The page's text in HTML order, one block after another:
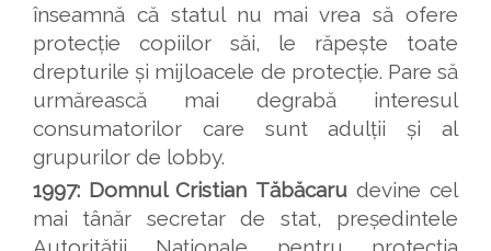
înseamnă că statul nu mai vrea să ofere
protecție copiilor săi, le răpește toate
drepturile și mijloacele de protecție. Pare să
urmărească mai degrabă interesul
consumatorilor care sunt adulții și al
grupurilor de lobby.
1997: Domnul Cristian Tăbăcaru devine cel
mai tânăr secretar de stat, președintele